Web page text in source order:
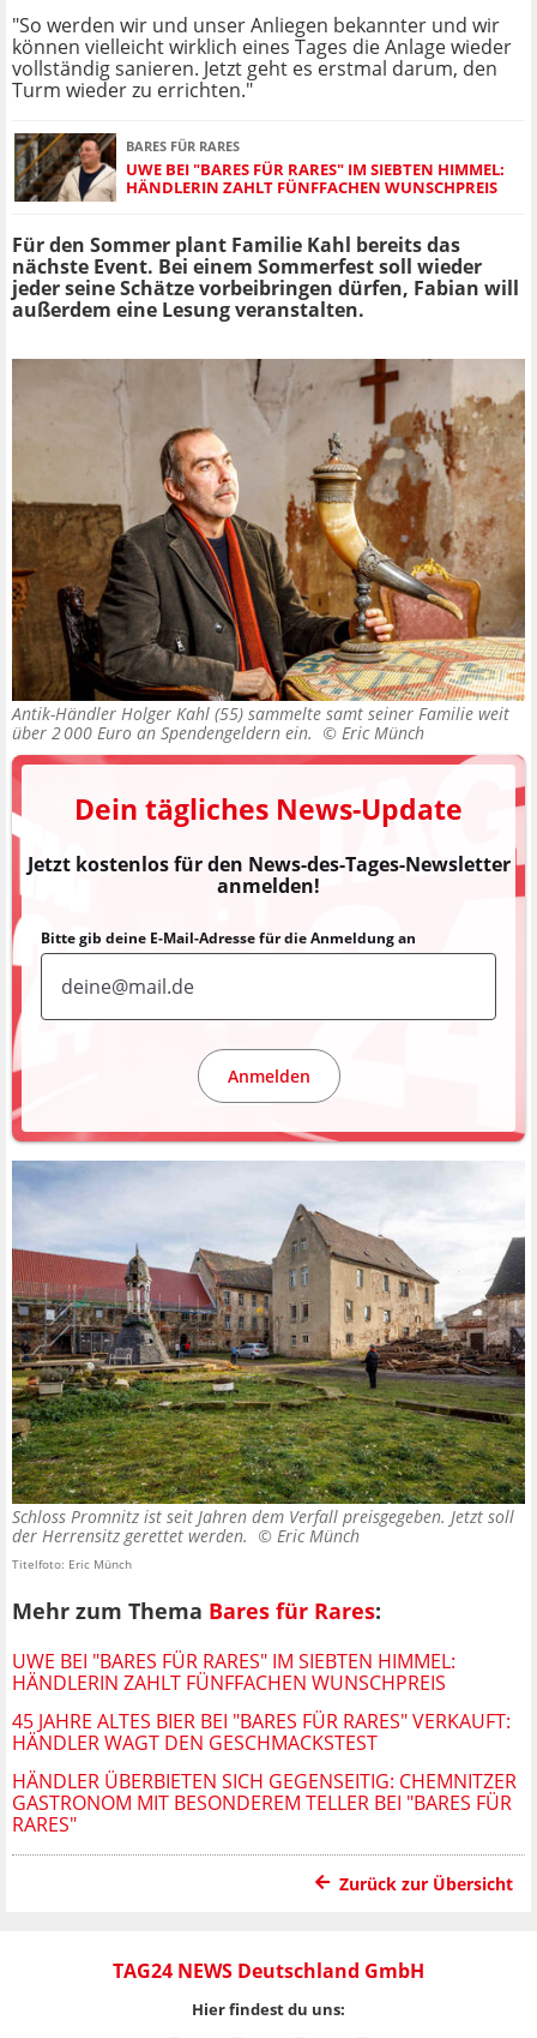
"So werden wir und unser Anliegen bekannter und wir
können vielleicht wirklich eines Tages die Anlage wieder
vollständig sanieren. Jetzt geht es erstmal darum, den
Turm wieder zu errichten."
BARES FÜR RARES
UWE BEI "BARES FÜR RARES" IM SIEBTEN HIMMEL:
HÄNDLERIN ZAHLT FÜNFFACHEN WUNSCHPREIS
Für den Sommer plant Familie Kahl bereits das
nächste Event. Bei einem Sommerfest soll wieder
jeder seine Schätze vorbeibringen dürfen, Fabian will
außerdem eine Lesung veranstalten.
Antik-Händler Holger Kahl (55) sammelte samt seiner Familie weit
über 2 000 Euro an Spendengeldern ein. © Eric Münch
Dein tägliches News-Update
Jetzt kostenlos für den News-des-Tages-Newsletter
anmelden!
Bitte gib deine E-Mail-Adresse für die Anmeldung an
Anmelden
Schloss Promnitz ist seit Jahren dem Verfall preisgegeben. Jetzt soll
der Herrensitz gerettet werden. © Eric Münch
Titelfoto: Eric Münch
Mehr zum Thema Bares für Rares:
UWE BEI "BARES FÜR RARES" IM SIEBTEN HIMMEL:
HÄNDLERIN ZAHLT FÜNFFACHEN WUNSCHPREIS
45 JAHRE ALTES BIER BEI "BARES FÜR RARES" VERKAUFT:
HÄNDLER WAGT DEN GESCHMACKSTEST
HÄNDLER ÜBERBIETEN SICH GEGENSEITIG: CHEMNITZER
GASTRONOM MIT BESONDEREM TELLER BEI "BARES FÜR
RARES"
Zurück zur Übersicht
TAG24 NEWS Deutschland GmbH
Hier findest du uns: